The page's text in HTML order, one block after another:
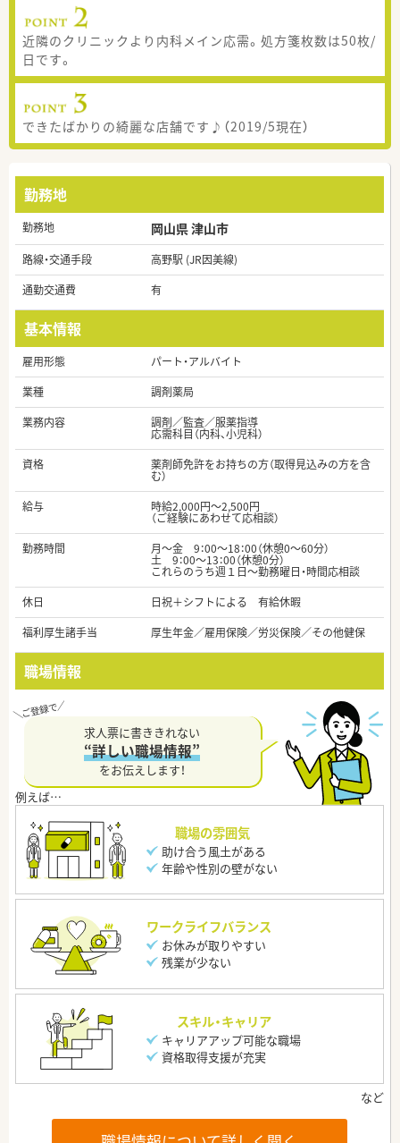
近隣のクリニックより内科メイン応需。処方箋枚数は50枚/
日です。
できたばかりの綺麗な店舗です♪（2019/5現在）
勤務地
勤務地 岡山県 津山市
路線・交通手段
高野駅 (JR因美線)
通勤交通費
有
基本情報
雇用形態
パート・アルバイト
業種
調剤薬局
業務内容
調剤／監査／服薬指導
応需科目（内科、小児科）
資格
薬剤師免許をお持ちの方（取得見込みの方を含
む）
給与
時給2,000円～2,500円
（ご経験にあわせて応相談）
勤務時間
月～金 9：00～18：00（休憩0～60分）
土 9：00～13：00（休憩0分）
これらのうち週１日～勤務曜日・時間応相談
休日
日祝＋シフトによる 有給休暇
福利厚生諸手当
厚生年金／雇用保険／労災保険／その他健保
職場情報
求人票に書ききれない
“詳しい職場情報”
をお伝えします！
職場の雰囲気
助け合う風土がある
年齢や性別の壁がない
ワークライフバランス
お休みが取りやすい
残業が少ない
スキル・キャリア
キャリアアップ可能な職場
資格取得支援が充実